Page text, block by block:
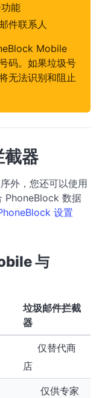
能
件联系人
Mobile
码。如果垃圾号
无法识别和阻止
截器
外，您还可以使用
PhoneBlock 数据
设置
与
垃圾邮件拦截
器
仅替代商
店
仅供专家